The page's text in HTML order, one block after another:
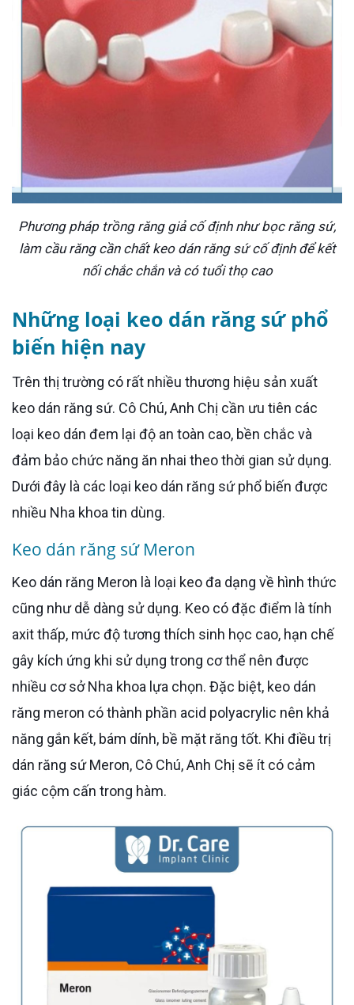
Phương pháp trồng răng giả cố định như bọc răng sứ,
làm cầu răng cần chất keo dán răng sứ cố định để kết
nối chắc chắn và có tuổi thọ cao
Những loại keo dán răng sứ phổ
biến hiện nay
Trên thị trường có rất nhiều thương hiệu sản xuất
keo dán răng sứ. Cô Chú, Anh Chị cần ưu tiên các
loại keo dán đem lại độ an toàn cao, bền chắc và
đảm bảo chức năng ăn nhai theo thời gian sử dụng.
Dưới đây là các loại keo dán răng sứ phổ biến được
nhiều Nha khoa tin dùng.
Keo dán răng sứ Meron
Keo dán răng Meron là loại keo đa dạng về hình thức
cũng như dễ dàng sử dụng. Keo có đặc điểm là tính
axit thấp, mức độ tương thích sinh học cao, hạn chế
gây kích ứng khi sử dụng trong cơ thể nên được
nhiều cơ sở Nha khoa lựa chọn. Đặc biệt, keo dán
răng meron có thành phần acid polyacrylic nên khả
năng gắn kết, bám dính, bề mặt răng tốt. Khi điều trị
dán răng sứ Meron, Cô Chú, Anh Chị sẽ ít có cảm
giác cộm cấn trong hàm.